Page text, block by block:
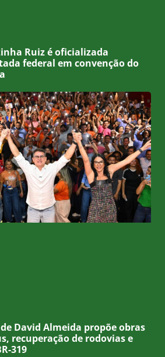
Ruiz é oficializada
federal em convenção do
David Almeida propõe obras
recuperação de rodovias e
319